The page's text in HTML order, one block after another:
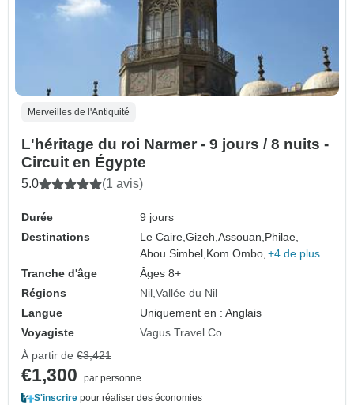
Merveilles de l'Antiquité
L'héritage du roi Narmer - 9 jours / 8 nuits -
Circuit en Égypte
5.0 (1 avis)
Durée
9 jours
Destinations
Le Caire,Gizeh,Assouan,Philae,
Abou Simbel,Kom Ombo, +4 de plus
Tranche d'âge
Âges 8+
Régions
Nil Vallée du Nil
Langue
Uniquement en : Anglais
Voyagiste
Vagus Travel Co
À partir de €3,421
€1,300
par personne
S'inscrire pour réaliser des économies